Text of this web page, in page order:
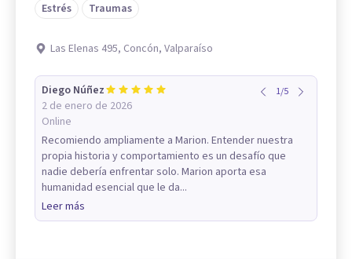
Estrés
Traumas
Las Elenas 495, Concón, Valparaíso
Diego Núñez
2 de enero de 2026
Online
1/5
Recomiendo ampliamente a Marion. Entender nuestra
propia historia y comportamiento es un desafío que
nadie debería enfrentar solo. Marion aporta esa
humanidad esencial que le da...
Leer más